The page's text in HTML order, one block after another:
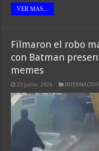
VER MAS...
Filmaron el robo
con Batman
memes
25 junio, 2026